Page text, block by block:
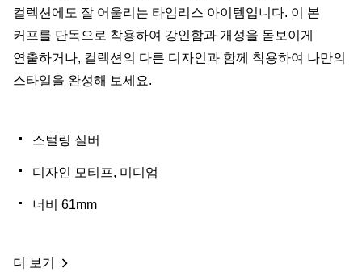
컬렉션에도 잘 어울리는 타임리스 아이템입니다. 이 본
커프를 단독으로 착용하여 강인함과 개성을 돋보이게
연출하거나, 컬렉션의 다른 디자인과 함께 착용하여 나만의
스타일을 완성해 보세요.
스털링 실버
디자인 모티프, 미디엄
너비 61mm
더 보기